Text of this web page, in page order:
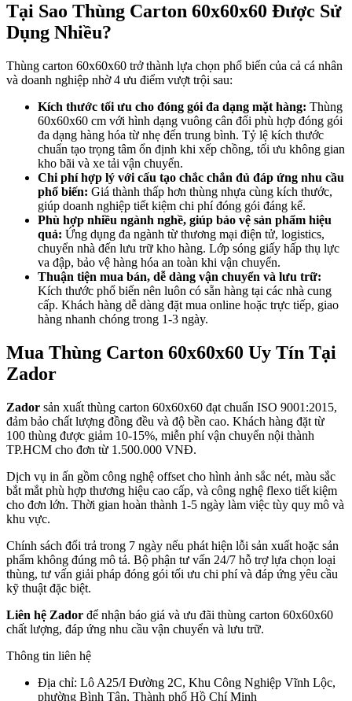
Tại Sao Thùng Carton 60x60x60 Được Sử
Dụng Nhiều?
Thùng carton 60x60x60 trở thành lựa chọn phổ biến của cả cá nhân
và doanh nghiệp nhờ 4 ưu điểm vượt trội sau:
Kích thước tối ưu cho đóng gói đa dạng mặt hàng: Thùng
60x60x60 cm với hình dạng vuông cân đối phù hợp đóng gói
đa dạng hàng hóa từ nhẹ đến trung bình. Tỷ lệ kích thước
chuẩn tạo trọng tâm ổn định khi xếp chồng, tối ưu không gian
kho bãi và xe tải vận chuyển.
Chi phí hợp lý với cấu tạo chắc chắn đủ đáp ứng nhu cầu
phổ biến: Giá thành thấp hơn thùng nhựa cùng kích thước,
giúp doanh nghiệp tiết kiệm chi phí đóng gói đáng kể.
Phù hợp nhiều ngành nghề, giúp bảo vệ sản phẩm hiệu
quả: Ứng dụng đa ngành từ thương mại điện tử, logistics,
chuyển nhà đến lưu trữ kho hàng. Lớp sóng giấy hấp thụ lực
va đập, bảo vệ hàng hóa an toàn khi vận chuyển.
Thuận tiện mua bán, dễ dàng vận chuyển và lưu trữ:
Kích thước phổ biến nên luôn có sẵn hàng tại các nhà cung
cấp. Khách hàng dễ dàng đặt mua online hoặc trực tiếp, giao
hàng nhanh chóng trong 1-3 ngày.
Mua Thùng Carton 60x60x60 Uy Tín Tại
Zador
Zador sản xuất thùng carton 60x60x60 đạt chuẩn ISO 9001:2015,
đảm bảo chất lượng đồng đều và độ bền cao. Khách hàng đặt từ
100 thùng được giảm 10-15%, miễn phí vận chuyển nội thành
TP.HCM cho đơn từ 1.500.000 VNĐ.
Dịch vụ in ấn gồm công nghệ offset cho hình ảnh sắc nét, màu sắc
bắt mắt phù hợp thương hiệu cao cấp, và công nghệ flexo tiết kiệm
cho đơn lớn. Thời gian hoàn thành 1-5 ngày làm việc tùy quy mô và
khu vực.
Chính sách đổi trả trong 7 ngày nếu phát hiện lỗi sản xuất hoặc sản
phẩm không đúng mô tả. Bộ phận tư vấn 24/7 hỗ trợ lựa chọn loại
thùng, tư vấn giải pháp đóng gói tối ưu chi phí và đáp ứng yêu cầu
kỹ thuật đặc biệt.
Liên hệ Zador để nhận báo giá và ưu đãi thùng carton 60x60x60
chất lượng, đáp ứng nhu cầu vận chuyển và lưu trữ.
Thông tin liên hệ
Địa chỉ: Lô A25/I Đường 2C, Khu Công Nghiệp Vĩnh Lộc,
phường Bình Tân, Thành phố Hồ Chí Minh